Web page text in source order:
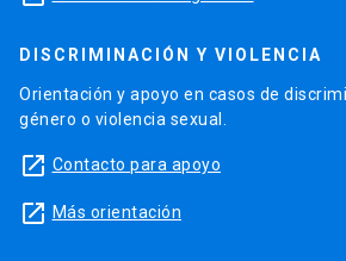
DISCRIMINACIÓN Y VIOLENCIA
Orientación y apoyo en casos de
género o violencia sexual.
launch Contacto para apoyo
launch Más orientación